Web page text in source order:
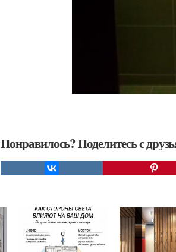
Понравилось? Поделитесь с